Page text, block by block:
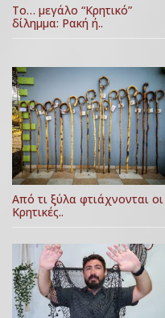
Το… μεγάλο “Κρητικό”
δίλημμα: Ρακή ή..
Από τι ξύλα φτιάχνονται οι
Κρητικές..